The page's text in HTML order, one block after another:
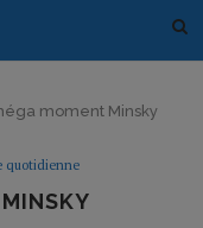
moment Minsky
quotidienne